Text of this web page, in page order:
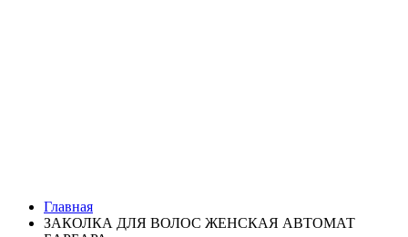
Главная
ЗАКОЛКА ДЛЯ ВОЛОС ЖЕНСКАЯ АВТОМАТ